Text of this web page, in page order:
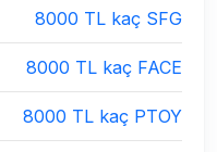
8000 TL kaç SFG
8000 TL kaç FACE
8000 TL kaç PTOY